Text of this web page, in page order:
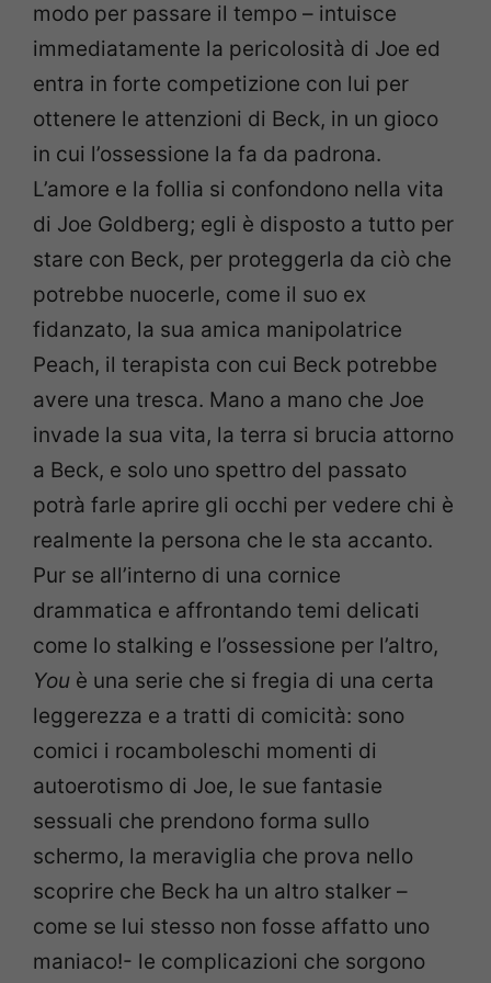
modo per passare il tempo – intuisce
immediatamente la pericolosità di Joe ed
entra in forte competizione con lui per
ottenere le attenzioni di Beck, in un gioco
in cui l’ossessione la fa da padrona.
L’amore e la follia si confondono nella vita
di Joe Goldberg; egli è disposto a tutto per
stare con Beck, per proteggerla da ciò che
potrebbe nuocerle, come il suo ex
fidanzato, la sua amica manipolatrice
Peach, il terapista con cui Beck potrebbe
avere una tresca. Mano a mano che Joe
invade la sua vita, la terra si brucia attorno
a Beck, e solo uno spettro del passato
potrà farle aprire gli occhi per vedere chi è
realmente la persona che le sta accanto.
Pur se all’interno di una cornice
drammatica e affrontando temi delicati
come lo stalking e l’ossessione per l’altro,
You è una serie che si fregia di una certa
leggerezza e a tratti di comicità: sono
comici i rocamboleschi momenti di
autoerotismo di Joe, le sue fantasie
sessuali che prendono forma sullo
schermo, la meraviglia che prova nello
scoprire che Beck ha un altro stalker –
come se lui stesso non fosse affatto uno
maniaco!- le complicazioni che sorgono